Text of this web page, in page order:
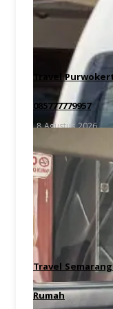
Travel
085777779957
8 Agustus 2026
Travel
Rumah